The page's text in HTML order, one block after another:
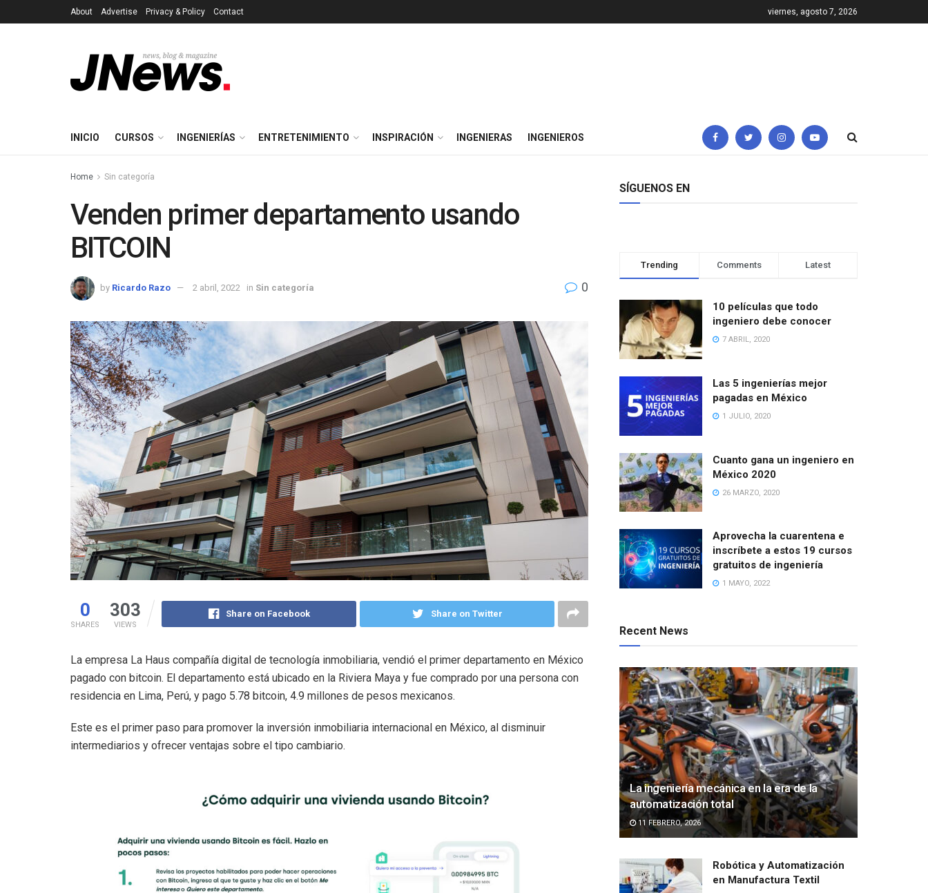
About Advertise Privacy & Policy Contact viernes, agosto 7, 2026
INICIO CURSOS INGENIERÍAS ENTRETENIMIENTO INSPIRACIÓN INGENIERAS INGENIEROS
Home Sin categoría
Venden primer departamento usando
BITCOIN
by Ricardo Razo 2 abril, 2022 in Sin categoría 0
0
SHARES
303
VIEWS
Share on Facebook Share on Twitter
La empresa La Haus compañía digital de tecnología inmobiliaria, vendió el primer departamento en México
pagado con bitcoin. El departamento está ubicado en la Riviera Maya y fue comprado por una persona con
residencia en Lima, Perú, y pago 5.78 bitcoin, 4.9 millones de pesos mexicanos.
Este es el primer paso para promover la inversión inmobiliaria internacional en México, al disminuir
intermediarios y ofrecer ventajas sobre el tipo cambiario.
SÍGUENOS EN
Trending Comments Latest
10 películas que todo
ingeniero debe conocer
7 ABRIL, 2020
Las 5 ingenierías mejor
pagadas en México
1 JULIO, 2020
Cuanto gana un ingeniero en
México 2020
26 MARZO, 2020
Aprovecha la cuarentena e
inscríbete a estos 19 cursos
gratuitos de ingeniería
1 MAYO, 2022
Recent News
La ingeniería mecánica en la era de la
automatización total
11 FEBRERO, 2026
Robótica y Automatización
en Manufactura Textil